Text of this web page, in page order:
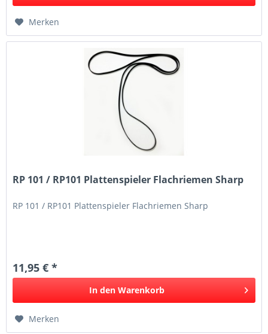
Merken
RP 101 / RP101 Plattenspieler Flachriemen Sharp
RP 101 / RP101 Plattenspieler Flachriemen Sharp
11,95 € *
In den Warenkorb
Merken